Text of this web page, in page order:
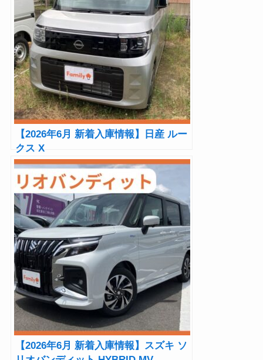
【2026年6月 新着入庫情報】日産 ルー
クス X
【2026年6月 新着入庫情報】スズキ ソ